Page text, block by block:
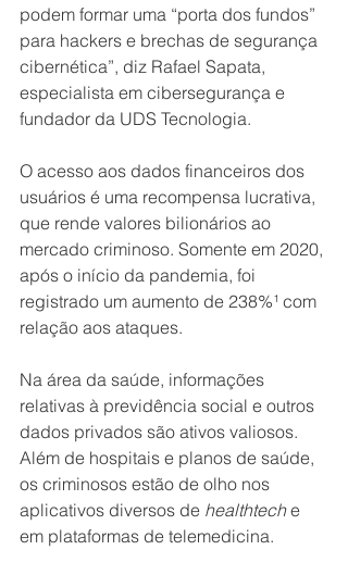
podem formar uma “porta dos fundos”
para hackers e brechas de segurança
cibernética”, diz Rafael Sapata,
especialista em cibersegurança e
fundador da UDS Tecnologia.
O acesso aos dados financeiros dos
usuários é uma recompensa lucrativa,
que rende valores bilionários ao
mercado criminoso. Somente em 2020,
após o início da pandemia, foi
registrado um aumento de 238%¹ com
relação aos ataques.
Na área da saúde, informações
relativas à previdência social e outros
dados privados são ativos valiosos.
Além de hospitais e planos de saúde,
os criminosos estão de olho nos
aplicativos diversos de healthtech e
em plataformas de telemedicina.